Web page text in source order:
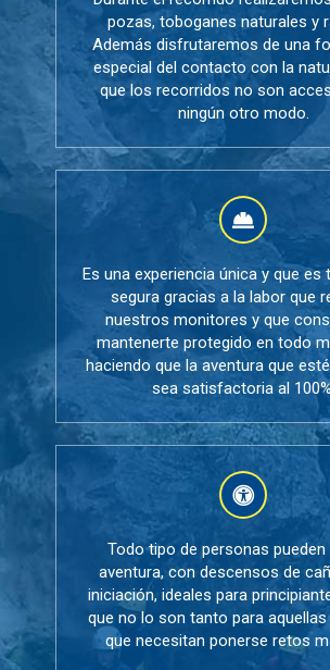
pozas, toboganes naturales y
Además disfrutaremos de una
especial del contacto con la
que los recorridos no son
ningún otro modo.
Es una experiencia única y que es
segura gracias a la labor que
nuestros monitores y que
mantenerte protegido en todo
haciendo que la aventura que
sea satisfactoria al
Todo tipo de personas pueden
aventura, con descensos de
iniciación, ideales para
que no lo son tanto para
que necesitan ponerse retos